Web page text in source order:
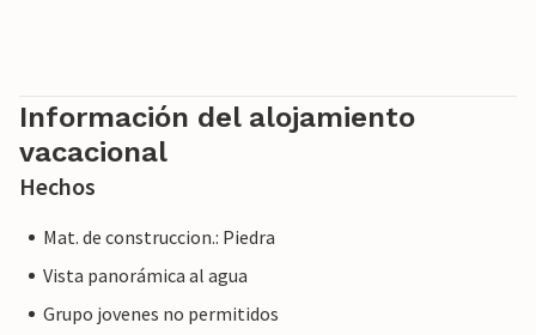
Información del alojamiento
vacacional
Hechos
Mat. de construccion.: Piedra
Vista panorámica al agua
Grupo jovenes no permitidos